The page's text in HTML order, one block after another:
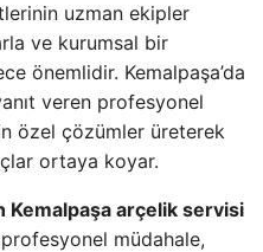
uzman ekipler
ve kurumsal bir
önemlidir. Kemalpaşa’da
veren profesyonel
özel çözümler üreterek
ortaya koyar.
Kemalpaşa arçelik servisi
müdahale,